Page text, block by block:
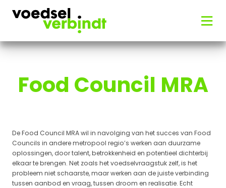
Food Council MRA
De Food Council MRA wil in navolging van het succes van Food
Councils in andere metropool regio’s werken aan duurzame
oplossingen, door talent, betrokkenheid en potentieel dichterbij
elkaar te brengen. Net zoals het voedselvraagstuk zelf, is het
probleem niet schaarste, maar werken aan de juiste verbinding
tussen aanbod en vraag, tussen droom en realisatie. Echt